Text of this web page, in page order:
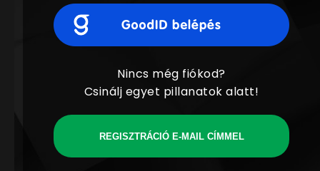
Nincs még fiókod?
Csinálj egyet pillanatok alatt!
REGISZTRÁCIÓ E-MAIL CÍMMEL